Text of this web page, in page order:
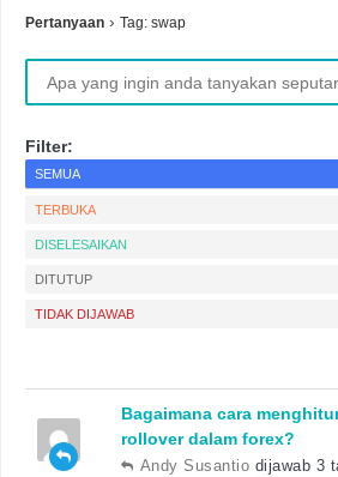
Pertanyaan › Tag: swap
Filter:
SEMUA
TERBUKA
DISELESAIKAN
DITUTUP
TIDAK DIJAWAB
Bagaimana cara
rollover dalam forex?
Andy Susantio dijawab 3